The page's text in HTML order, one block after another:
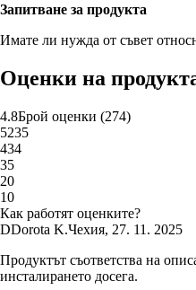
Запитване за продукта
Имате ли нужда от съвет
Оценки на
4.8Брой оценки (274)
5235
434
35
20
10
Как работят оценките?
DDorota K.Чехия, 27. 11. 2025
Продуктът съответства на
инсталирането досега.